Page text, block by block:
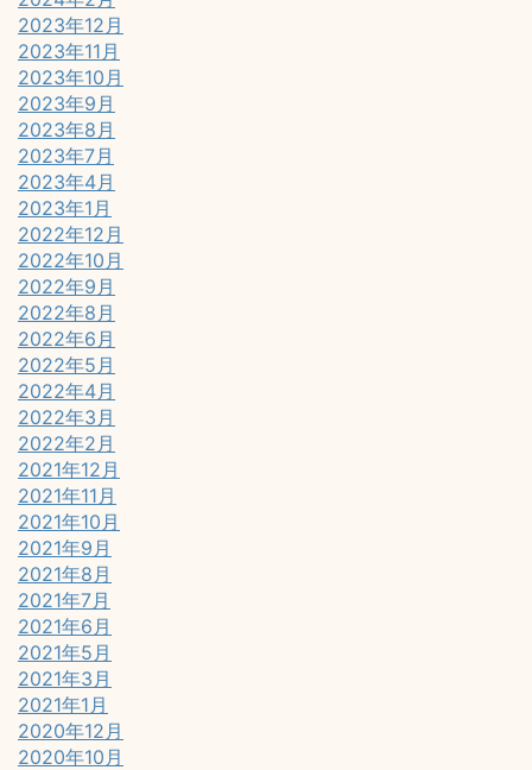
2023年12月
2023年11月
2023年10月
2023年9月
2023年8月
2023年7月
2023年4月
2023年1月
2022年12月
2022年10月
2022年9月
2022年8月
2022年6月
2022年5月
2022年4月
2022年3月
2022年2月
2021年12月
2021年11月
2021年10月
2021年9月
2021年8月
2021年7月
2021年6月
2021年5月
2021年3月
2021年1月
2020年12月
2020年10月